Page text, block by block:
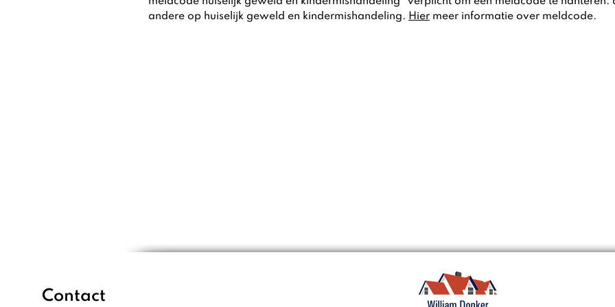
andere op huiselijk geweld en kindermishandeling. Hier meer informatie over meldcode.
Contact